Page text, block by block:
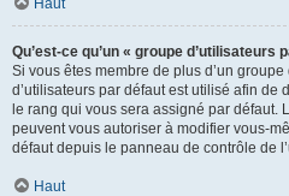
Haut
Qu’est-ce qu’un « groupe d’utilisateurs
Si vous êtes membre de plus d’un
d’utilisateurs par défaut est utilisé afin de
le rang qui vous sera assigné par défaut.
peuvent vous autoriser à modifier vous-
défaut depuis le panneau de contrôle de
Haut